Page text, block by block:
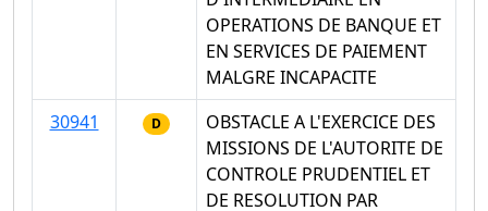
OPERATIONS DE BANQUE ET
EN SERVICES DE PAIEMENT
MALGRE INCAPACITE
30941
D
OBSTACLE A L'EXERCICE DES
MISSIONS DE L'AUTORITE DE
CONTROLE PRUDENTIEL ET
DE RESOLUTION PAR